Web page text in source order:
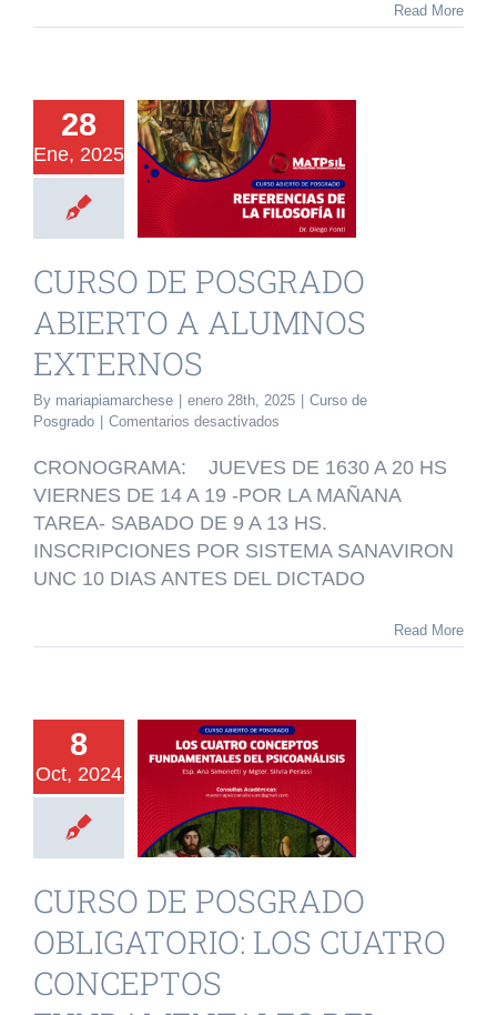
Read More
28
Ene, 2025
DE
A
de Posgrado
CURSO DE POSGRADO
ABIERTO A ALUMNOS
EXTERNOS
By mariapiamarchese enero 28th, 2025
Curso de
Posgrado
Comentarios desactivados
DE
POSGRADO
ABIERTO
A
ALUMNOS
EXTERNOS
CRONOGRAMA: JUEVES DE 1630 A 20 HS
VIERNES DE 14 A 19 -POR LA MAÑANA
TAREA- SABADO DE 9 A 13 HS.
INSCRIPCIONES POR SISTEMA SANAVIRON
UNC 10 DIAS ANTES DEL DICTADO
Read More
8
Oct, 2024
LOS
DEL
de Posgrado
CURSO DE POSGRADO
OBLIGATORIO: LOS CUATRO
CONCEPTOS